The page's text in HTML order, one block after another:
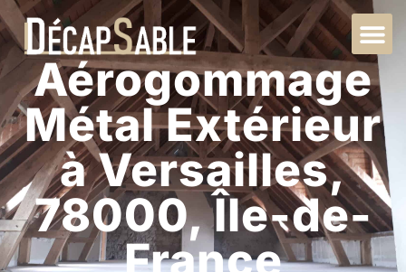
Aérogommage
Métal Extérieur
à Versailles,
78000, Île-de-
France